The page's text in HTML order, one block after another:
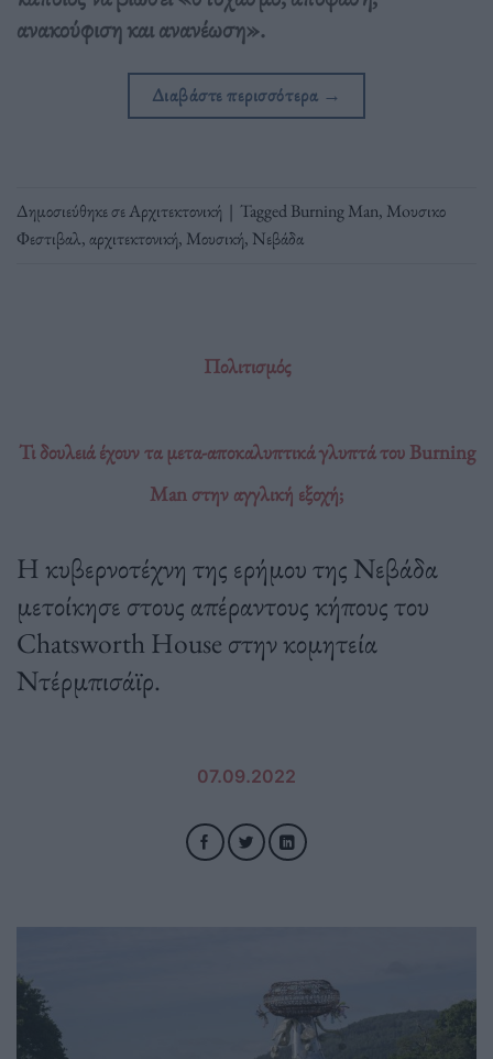
ανακούφιση και ανανέωση».
Διαβάστε περισσότερα →
Δημοσιεύθηκε σεΑρχιτεκτονική | TaggedBurning Man, Moυσικο
Φεστιβαλ,αρχιτεκτονική, Μουσική, Νεβάδα
Πολιτισμός
Τι δουλειά έχουν τα μετα-αποκαλυπτικά γλυπτά του Burning
Man στην αγγλική εξοχή;
Η κυβερνοτέχνη της ερήμου της Νεβάδα
μετοίκησε στους απέραντους κήπους του
Chatsworth House στην κομητεία
Ντέρμπισάϊρ.
07.09.2022